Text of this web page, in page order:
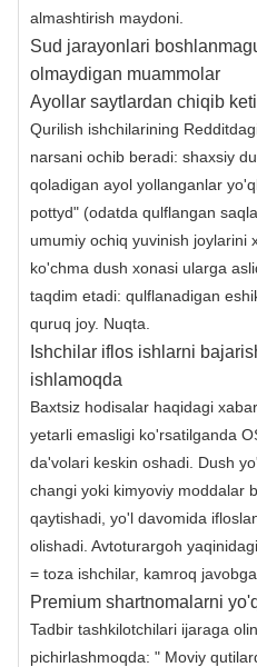
almashtirish maydoni.
Sud jarayonlari
olmaydigan muammolar
Ayollar saytlardan chiqib
Qurilish ishchilarining
narsani ochib beradi: shaxsiy
qoladigan ayol yollanganlar
pottyd" (odatda qulflangan
umumiy ochiq yuvinish joylarini
ko'chma dush xonasi ularga
taqdim etadi: qulflanadigan
quruq joy. Nuqta.
Ishchilar iflos ishlarni
ishlamoqda
Baxtsiz hodisalar haqidagi
yetarli emasligi ko'rsatilganda
da'volari keskin oshadi. Dush
changi yoki kimyoviy moddalar
qaytishadi, yo'l davomida
olishadi. Avtoturargoh
= toza ishchilar, kamroq
Premium shartnomalarni
Tadbir tashkilotchilari ijaraga
pichirlashmoqda: " Moviy